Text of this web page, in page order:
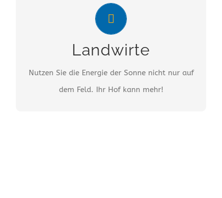
Landwirte
Nutzen Sie die Energie der Sonne nicht nur auf
dem Feld. Ihr Hof kann mehr!
LANDWIRTE
Immer mehr Landwirte nutzen die attraktiven
Dachflächen ihrer landwirtschaftlichen
MEHR…